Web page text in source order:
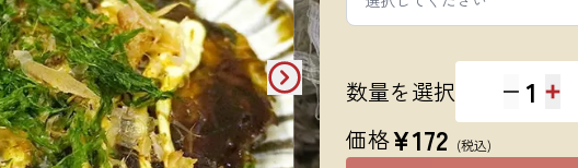
数量を選択 1
価格¥172 (税込)